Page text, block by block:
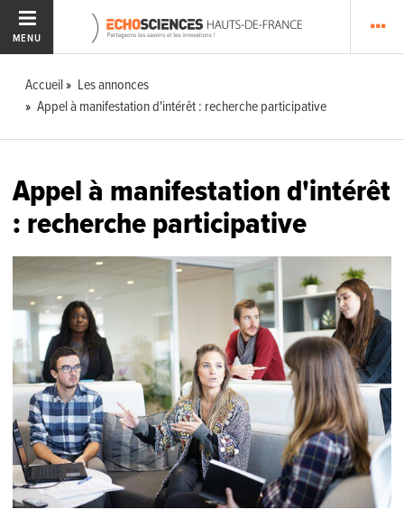
MENU
Accueil
Les annonces
Appel à manifestation d'intérêt : recherche participative
Appel à manifestation d'intérêt
: recherche participative